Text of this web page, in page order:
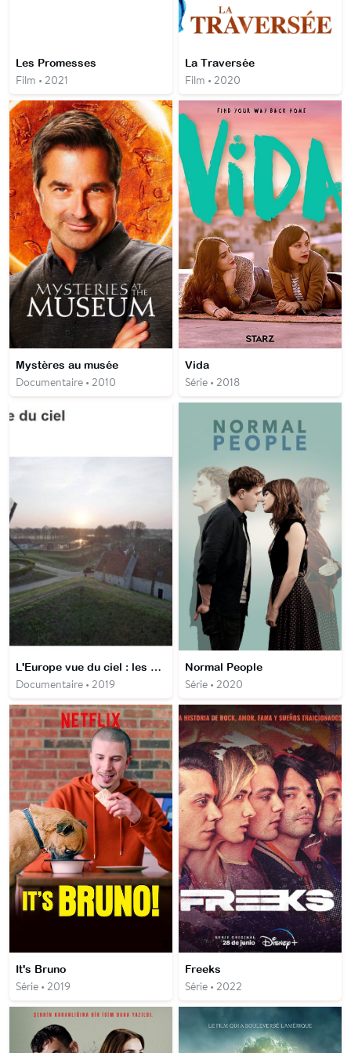
Les Promesses
Film • 2021
La Traversée
Film • 2020
Mystères au musée
Documentaire • 2010
Vida
Série • 2018
L'Europe vue du ciel : les Pays Bas
Documentaire • 2019
Normal People
Série • 2020
It's Bruno
Série • 2019
Freeks
Série • 2022